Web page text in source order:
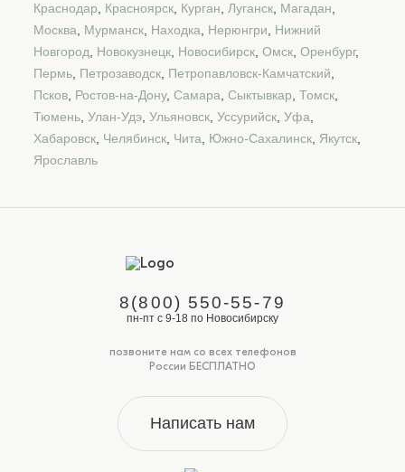
Краснодар, Красноярск, Курган, Луганск, Магадан,
Москва, Мурманск, Находка, Нерюнгри, Нижний
Новгород, Новокузнецк, Новосибирск, Омск, Оренбург,
Пермь, Петрозаводск, Петропавловск-Камчатский,
Псков, Ростов-на-Дону, Самара, Сыктывкар, Томск,
Тюмень, Улан-Удэ, Ульяновск, Уссурийск, Уфа,
Хабаровск, Челябинск, Чита, Южно-Сахалинск, Якутск,
Ярославль
8(800) 550-55-79
пн-пт с 9-18 по Новосибирску
позвоните нам со всех телефонов
России БЕСПЛАТНО
Написать нам